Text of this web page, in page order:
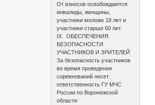
От взносов освобождаются
инвалиды, женщины,
участники моложе 18 лет и
участники старше 60 лет.
IX. ОБЕСПЕЧЕНИЯ
БЕЗОПАСНОСТИ
УЧАСТНИКОВ И ЗРИТЕЛЕЙ
За безопасность участников
во время проведения
соревнований несет
ответственность ГУ МЧС
России по Воронежской
области